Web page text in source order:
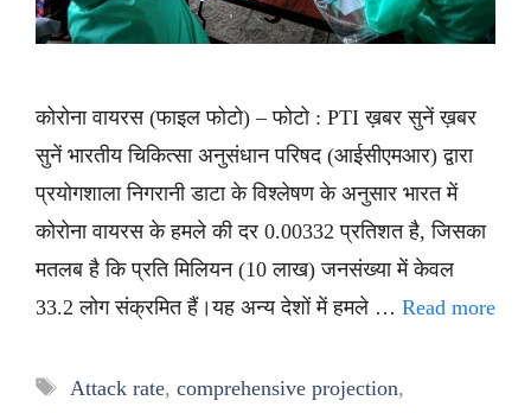
कोरोना वायरस (फाइल फोटो) – फोटो : PTI ख़बर सुनें ख़बर
सुनें भारतीय चिकित्सा अनुसंधान परिषद (आईसीएमआर) द्वारा
प्रयोगशाला निगरानी डाटा के विश्लेषण के अनुसार भारत में
कोरोना वायरस के हमले की दर 0.00332 प्रतिशत है, जिसका
मतलब है कि प्रति मिलियन (10 लाख) जनसंख्या में केवल
33.2 लोग संक्रमित हैं।यह अन्य देशों में हमले … Read more
Tags
Attack rate, comprehensive projection,